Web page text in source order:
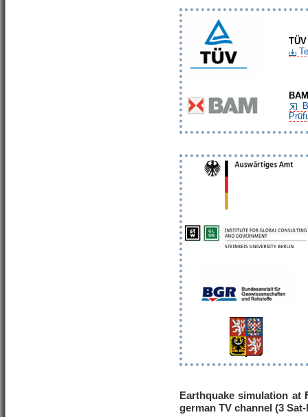
Earthquake simulation
german TV channel (3